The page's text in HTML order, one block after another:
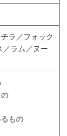
ラ／フォック
／ラム／ヌー
もの